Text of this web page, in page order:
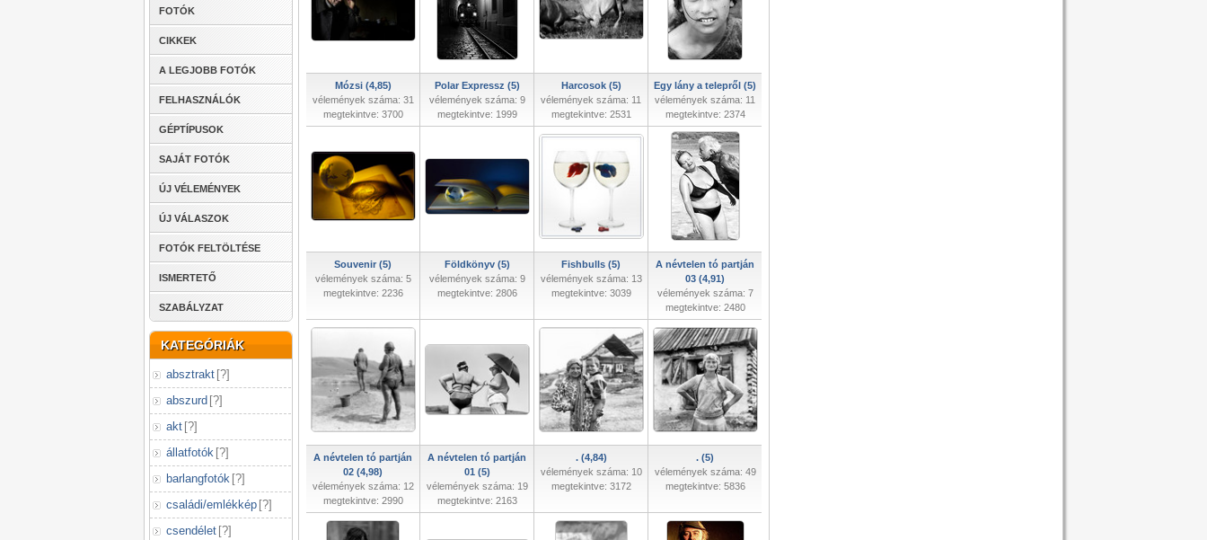
FOTÓK
CIKKEK
A LEGJOBB FOTÓK
FELHASZNÁLÓK
GÉPTÍPUSOK
SAJÁT FOTÓK
ÚJ VÉLEMÉNYEK
ÚJ VÁLASZOK
FOTÓK FELTÖLTÉSE
ISMERTETŐ
SZABÁLYZAT
KATEGÓRIÁK
absztrakt [?]
abszurd [?]
akt [?]
állatfotók [?]
barlangfotók [?]
családi/emlékkép [?]
csendélet [?]
Mózsi (4,85)
vélemények száma: 31
megtekintve: 3700
Polar Expressz (5)
vélemények száma: 9
megtekintve: 1999
Harcosok (5)
vélemények száma: 11
megtekintve: 2531
Egy lány a telepről (5)
vélemények száma: 11
megtekintve: 2374
Souvenir (5)
vélemények száma: 5
megtekintve: 2236
Földkönyv (5)
vélemények száma: 9
megtekintve: 2806
Fishbulls (5)
vélemények száma: 13
megtekintve: 3039
A névtelen tó partján
03 (4,91)
vélemények száma: 7
megtekintve: 2480
A névtelen tó partján
02 (4,98)
vélemények száma: 12
megtekintve: 2990
A névtelen tó partján
01 (5)
vélemények száma: 19
megtekintve: 2163
. (4,84)
vélemények száma: 10
megtekintve: 3172
. (5)
vélemények száma: 49
megtekintve: 5836